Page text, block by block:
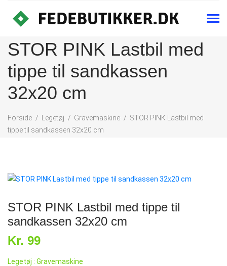
STOR PINK Lastbil med
tippe til sandkassen
32x20 cm
Forside Legetøj Gravemaskine
STOR PINK Lastbil med
tippe til sandkassen 32x20 cm
STOR PINK Lastbil med tippe til
sandkassen 32x20 cm
Kr. 99
Legetøj : Gravemaskine